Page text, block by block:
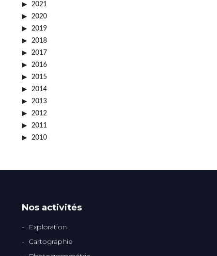
2021
2020
2019
2018
2017
2016
2015
2014
2013
2012
2011
2010
Nos activités
Exploration
Cartographie